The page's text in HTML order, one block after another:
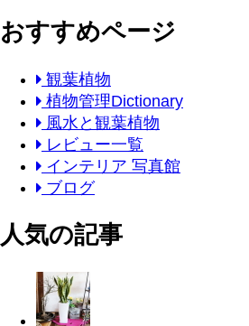
おすすめページ
観葉植物
植物管理Dictionary
風水と観葉植物
レビュー一覧
インテリア 写真館
ブログ
人気の記事